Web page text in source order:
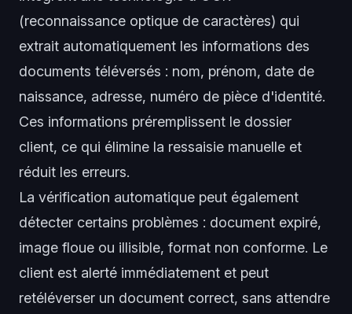
(reconnaissance optique de caractères) qui
extrait automatiquement les informations des
documents téléversés : nom, prénom, date de
naissance, adresse, numéro de pièce d'identité.
Ces informations préremplissent le dossier
client, ce qui élimine la ressaisie manuelle et
réduit les erreurs.
La vérification automatique peut également
détecter certains problèmes : document expiré,
image floue ou illisible, format non conforme. Le
client est alerté immédiatement et peut
retéléverser un document correct, sans attendre